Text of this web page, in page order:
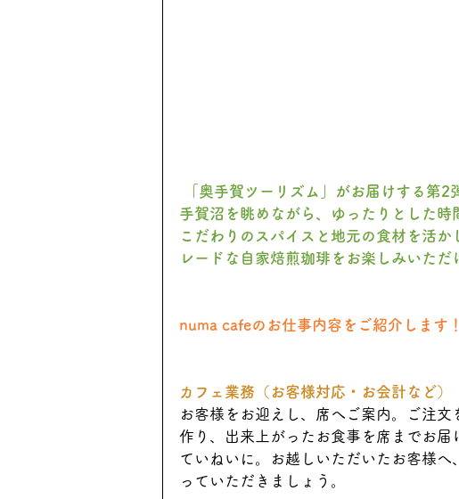
「奥手賀ツーリズム」がお届けする第2
手賀沼を眺めながら、ゆったりとした時
こだわりのスパイスと地元の食材を活
レードな自家焙煎珈琲をお楽しみいただ
numa cafeのお仕事内容をご紹介します！
カフェ業務（お客様対応・お会計など）
お客様をお迎えし、席へご案内。ご注
作り、出来上がったお食事を席までお届
ていねいに。お越しいただいたお客様
っていただきましょう。